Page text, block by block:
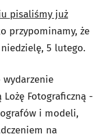
pisaliśmy już
przypominamy, że
5 lutego.
Lożę Fotograficzną -
i modeli,
na